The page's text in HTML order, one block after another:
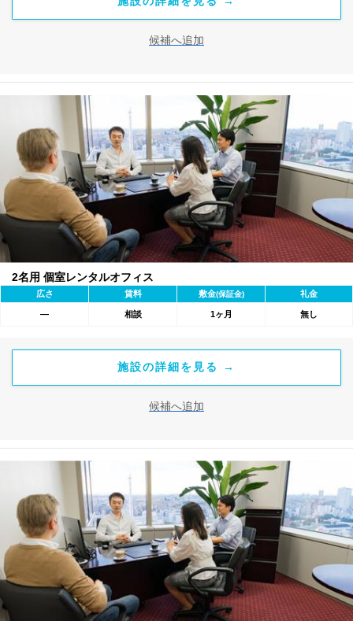
候補へ追加
2名用 個室レンタルオフィス
広さ 賃料 敷金(保証金) 礼金
― 相談 1ヶ月 無し
施設の詳細を見る →
候補へ追加